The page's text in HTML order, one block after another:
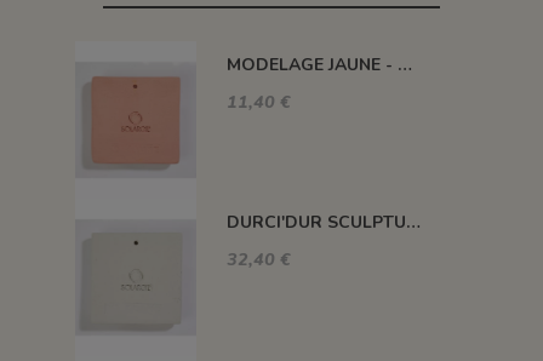
MODELAGE JAUNE - MJAUNE10 - 10 KG
11,40 €
DURCI'DUR SCULPTURE BLANC - DDB10 - 10 KG
32,40 €